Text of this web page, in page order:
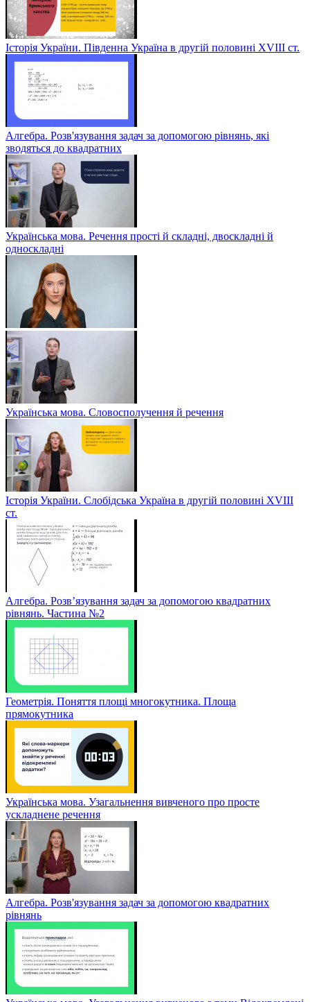
Історія України. Південна Україна в другій половині ХVІІІ ст.
Алгебра. Розв'язування задач за допомогою рівнянь, які
зводяться до квадратних
Українська мова. Речення прості й складні, двоскладні й
односкладні
Українська мова. Словосполучення й речення
Історія України. Слобідська Україна в другій половині ХVIIІ
ст.
Алгебра. Розв’язування задач за допомогою квадратних
рівнянь. Частина №2
Геометрія. Поняття площі многокутника. Площа
прямокутника
Українська мова. Узагальнення вивченого про просте
ускладнене речення
Алгебра. Розв'язування задач за допомогою квадратних
рівнянь